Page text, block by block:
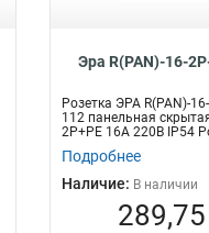
Эра R(PAN)-16-
Розетка ЭРА R(PAN)-
112 панельная
2Р+PЕ 16А 220В IP54
Подробнее
Наличие: В наличии